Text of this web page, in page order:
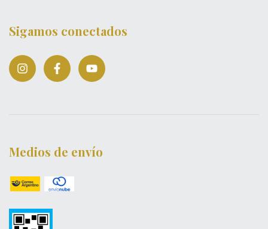
Sigamos conectados
Medios de envío